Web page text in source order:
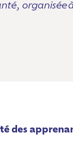
organisée
des